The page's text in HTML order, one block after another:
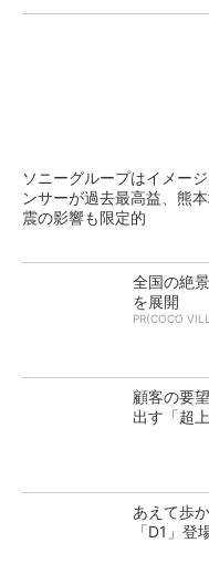
ソニーグループはイメー
ンサーが過去最高益、熊
震の影響も限定的
全国の絶
を展開
PR(COCO
顧客の要
出す「超
あえて歩
「D1」